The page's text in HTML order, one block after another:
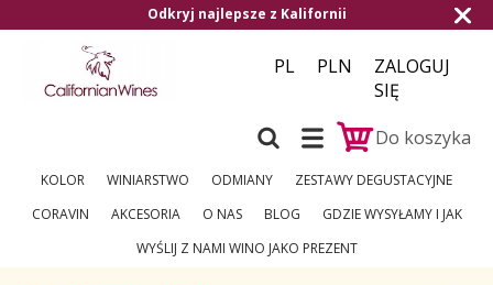
najlepsze z Kalifornii Darmowa
PL PLN
ZALOGUJ
SIĘ
Do koszyka
KOLOR WINIARSTWO ODMIANY
ZESTAWY DEGUSTACYJNE
CORAVIN
AKCESORIA O NAS BLOG
GDZIE WYSYŁAMY I JAK
WYŚLIJ Z NAMI WINO JAKO PREZENT